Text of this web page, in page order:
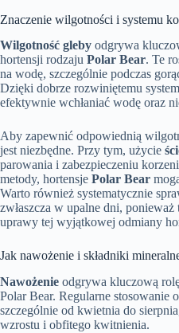
Znaczenie wilgotności i systemu
Wilgotność gleby odgrywa
hortensji rodzaju Polar Bear. Te
na wodę, szczególnie podczas
Dzięki dobrze rozwiniętemu
efektywnie wchłaniać wodę oraz
Aby zapewnić odpowiednią
jest niezbędne. Przy tym, użycie
parowania i zabezpieczeniu
metody, hortensje Polar Bear
Warto również systematycznie
zwłaszcza w upalne dni,
uprawy tej wyjątkowej odmiany
Jak nawożenie i składniki
Nawożenie odgrywa kluczową
Polar Bear. Regularne stosowanie
szczególnie od kwietnia do
wzrostu i obfitego kwitnienia.